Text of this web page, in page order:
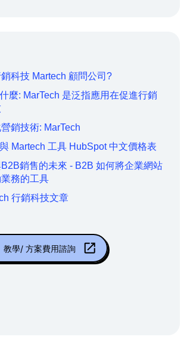
科技 Martech 顧問公司?
麼: MarTech 是泛指應用在促進行銷
銷技術: MarTech
Martech 工具 HubSpot 中文價格表
銷售的未來 - B2B 如何將企業網站
務的工具
行銷科技文章
教學/ 方案費用諮詢